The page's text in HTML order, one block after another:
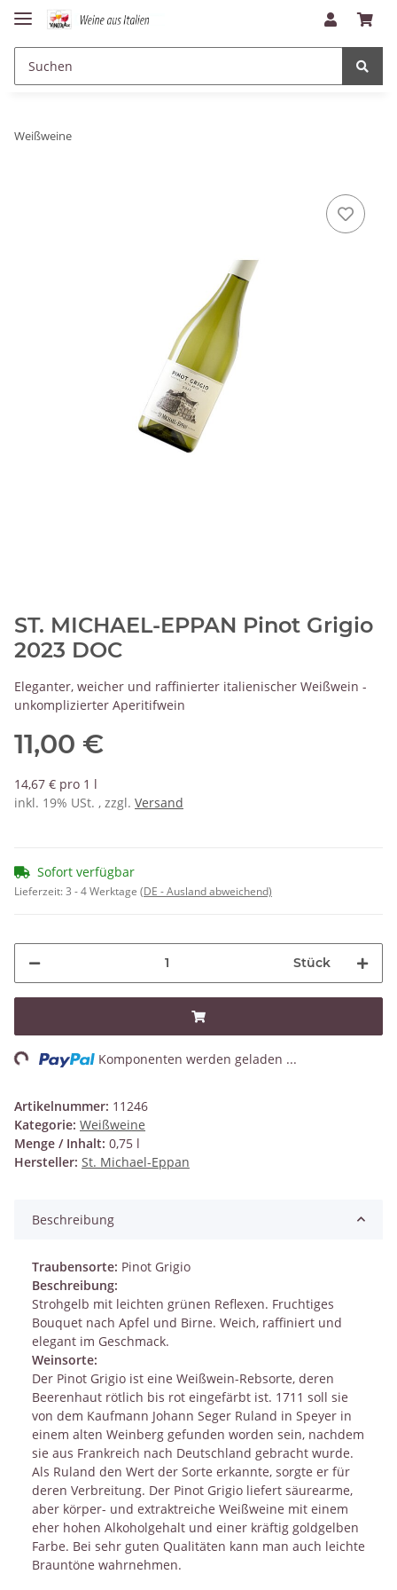
Weißweine
ST. MICHAEL-EPPAN Pinot Grigio
2023 DOC
Eleganter, weicher und raffinierter italienischer Weißwein -
unkomplizierter Aperitifwein
11,00 €
14,67 € pro 1 l
inkl. 19% USt. , zzgl. Versand
Sofort verfügbar
Lieferzeit:3 - 4 Werktage (DE - Ausland abweichend)
Stück
Komponenten werden geladen ...
Artikelnummer: 11246
Kategorie: Weißweine
Menge / Inhalt: 0,75 l
Hersteller: St. Michael-Eppan
Beschreibung
Traubensorte: Pinot Grigio
Beschreibung:
Strohgelb mit leichten grünen Reflexen. Fruchtiges
Bouquet nach Apfel und Birne. Weich, raffiniert und
elegant im Geschmack.
Weinsorte:
Der Pinot Grigio ist eine Weißwein-Rebsorte, deren
Beerenhaut rötlich bis rot eingefärbt ist. 1711 soll sie
von dem Kaufmann Johann Seger Ruland in Speyer in
einem alten Weinberg gefunden worden sein, nachdem
sie aus Frankreich nach Deutschland gebracht wurde.
Als Ruland den Wert der Sorte erkannte, sorgte er für
deren Verbreitung. Der Pinot Grigio liefert säurearme,
aber körper- und extraktreiche Weißweine mit einem
eher hohen Alkoholgehalt und einer kräftig goldgelben
Farbe. Bei sehr guten Qualitäten kann man auch leichte
Brauntöne wahrnehmen.